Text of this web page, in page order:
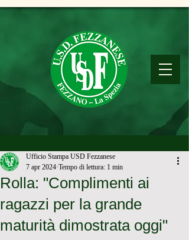
Rolla: "Complimenti ai
ragazzi per la grande
maturità dimostrata oggi"
Ufficio Stampa USD Fezzanese
7 apr 2024 Tempo di lettura: 1 min